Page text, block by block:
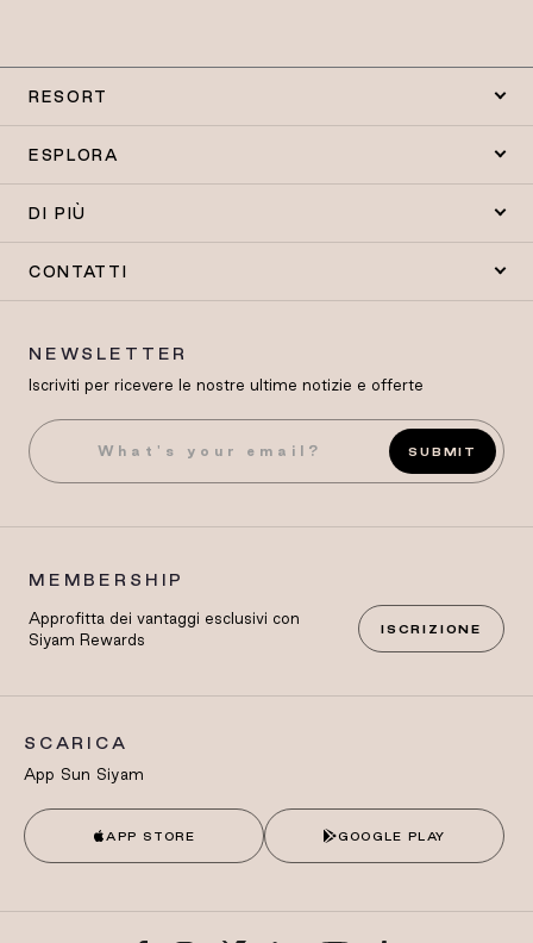
RESORT
ESPLORA
DI PIÙ
CONTATTI
NEWSLETTER
Iscriviti per ricevere le nostre ultime notizie e offerte
SUBMIT
MEMBERSHIP
Approfitta dei vantaggi esclusivi con
Siyam Rewards
ISCRIZIONE
SCARICA
App Sun Siyam
APP STORE GOOGLE PLAY